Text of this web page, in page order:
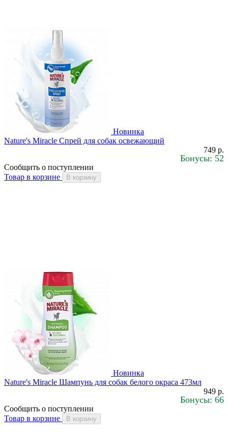
Новинка
Nature's Miracle Спрей для собак освежающий
749 р.
Бонусы: 52
Сообщить о поступлении
Товар в корзине
В корзину
Новинка
Nature's Miracle Шампунь для собак белого окраса 473мл
949 р.
Бонусы: 66
Сообщить о поступлении
Товар в корзине
В корзину